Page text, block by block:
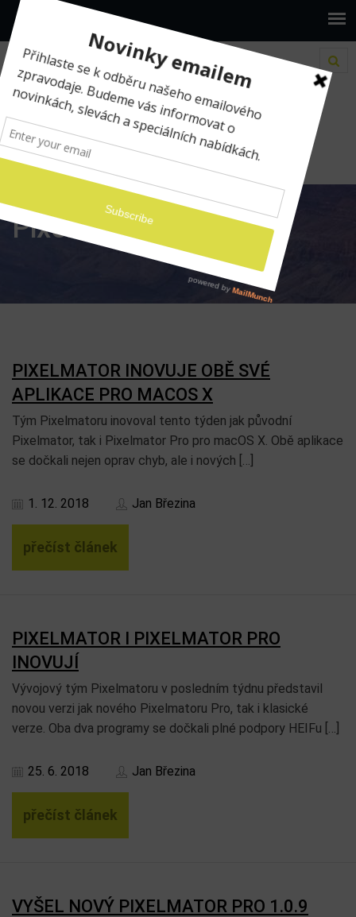
www.ilumio.cz Pixelmator
Pixelmator
PIXELMATOR INOVUJE OBĚ SVÉ
APLIKACE PRO MACOS X
Tým Pixelmatoru inovoval tento týden jak původní
Pixelmator, tak i Pixelmator Pro pro macOS X. Obě aplikace
se dočkali nejen oprav chyb, ale i nových […]
1. 12. 2018 Jan Březina
přečíst článek
PIXELMATOR I PIXELMATOR PRO
INOVUJÍ
Vývojový tým Pixelmatoru v posledním týdnu představil
novou verzi jak nového Pixelmatoru Pro, tak i klasické
verze. Oba dva programy se dočkali plné podpory HEIFu […]
25. 6. 2018 Jan Březina
přečíst článek
VYŠEL NOVÝ PIXELMATOR PRO 1.0.9